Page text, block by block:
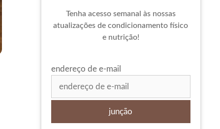
Tenha acesso semanal às nossas
atualizações de condicionamento físico
e nutrição!
endereço de e-mail